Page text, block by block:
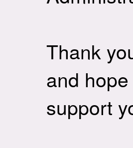
Thank
and
support